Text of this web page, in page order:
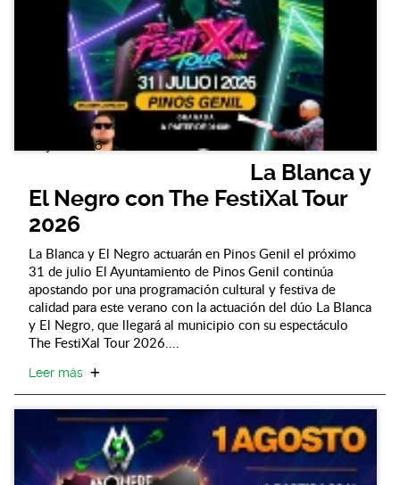
08 julio 2026
La Blanca y
El Negro con The FestiXal Tour
2026
La Blanca y El Negro actuarán en Pinos Genil el próximo
31 de julio El Ayuntamiento de Pinos Genil continúa
apostando por una programación cultural y festiva de
calidad para este verano con la actuación del dúo La Blanca
y El Negro, que llegará al municipio con su espectáculo
The FestiXal Tour 2026....
Leer más